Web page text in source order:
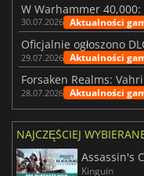
30.07.2026 Aktualności
Oficjalnie ogłoszono
29.07.2026 Aktualności
28.07.2026 Aktualności
NAJCZĘŚCIEJ
Assassin's
Kinguin